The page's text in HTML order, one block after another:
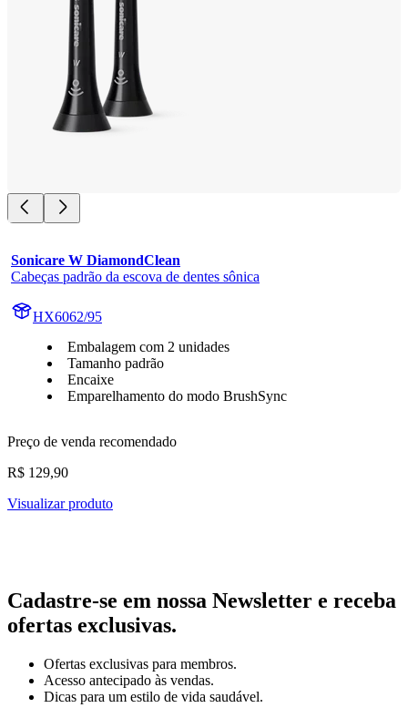
Sonicare W DiamondClean
Cabeças padrão da escova de dentes sônica
HX6062/95
Embalagem com 2 unidades
Tamanho padrão
Encaixe
Emparelhamento do modo BrushSync
Preço de venda recomendado
R$ 129,90
Visualizar produto
Cadastre-se em nossa Newsletter e receba
ofertas exclusivas.
Ofertas exclusivas para membros.
Acesso antecipado às vendas.
Dicas para um estilo de vida saudável.